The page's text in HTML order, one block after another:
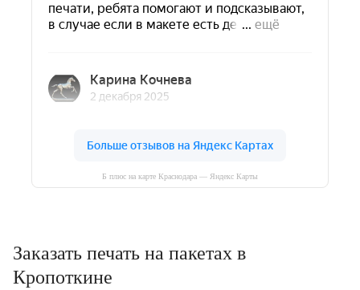
Б плюс на карте Краснодара — Яндекс Карты
Заказать печать на пакетах в
Кропоткине